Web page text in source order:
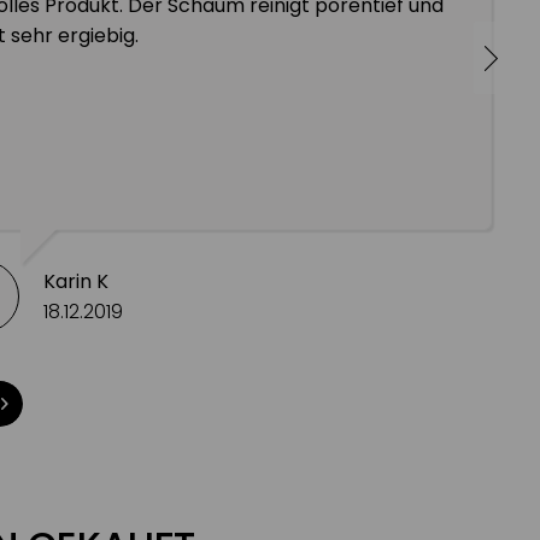
sehr ergiebig.
Karin K
18.12.2019